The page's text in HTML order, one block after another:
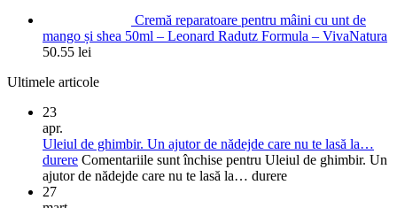
Cremă reparatoare pentru mâini cu unt de
mango și shea 50ml – Leonard Radutz Formula – VivaNatura
50.55 lei
Ultimele articole
23
apr.
Uleiul de ghimbir. Un ajutor de nădejde care nu te lasă la…
durere Comentariile sunt închise pentru Uleiul de ghimbir. Un
ajutor de nădejde care nu te lasă la… durere
27